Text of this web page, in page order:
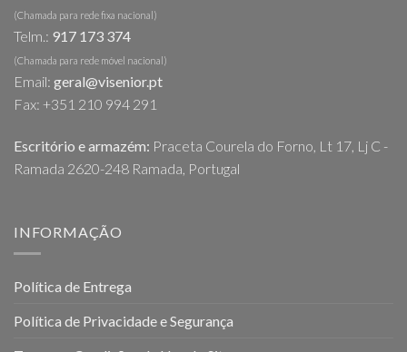
(Chamada para rede fixa nacional)
Telm.: 917 173 374
(Chamada para rede móvel nacional)
Email: geral@visenior.pt
Fax: +351 210 994 291
Escritório e armazém: Praceta Courela do Forno, Lt 17, Lj C -
Ramada 2620-248 Ramada, Portugal
INFORMAÇÃO
Política de Entrega
Política de Privacidade e Segurança